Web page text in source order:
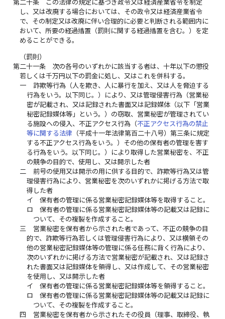
第二十条
この法律の規定に基づき政令又は経済産業省令を制定
し、又は改廃する場合においては、その政令又は経済産業省令
で、その制定又は改廃に伴い合理的に必要と判断される範囲内に
おいて、所要の経過措置（罰則に関する経過措置を含む。）を定
めることができる。
（罰則）
第二十一条
次の各号のいずれかに該当する者は、十年以下の懲役
若しくは千万円以下の罰金に処し、又はこれを併科する。
一
詐欺等行為（人を欺き、人に暴行を加え、又は人を脅迫する
行為をいう。以下同じ。）により、又は管理侵害行為（営業秘
密が記載され、又は記録された書面又は記録媒体（以下「営業
秘密記録媒体等」という。）の窃取、営業秘密が管理されてい
る施設への侵入、不正アクセス行為（不正アクセス行為の禁止
等に関する法律 （平成十一年法律第百二十八号）第三条に規定
する不正アクセス行為をいう。）その他の保有者の管理を害す
る行為をいう。以下同じ。）により取得した営業秘密を、不正
の競争の目的で、使用し、又は開示した者
二
前号の使用又は開示の用に供する目的で、詐欺等行為又は管
理侵害行為により、営業秘密を次のいずれかに掲げる方法で取
得した者
イ
保有者の管理に係る営業秘密記録媒体等を取得すること。
ロ
保有者の管理に係る営業秘密記録媒体等の記載又は記録に
ついて、その複製を作成すること。
三
営業秘密を保有者から示された者であって、不正の競争の目
的で、詐欺等行為若しくは管理侵害行為により、又は横領その
他の営業秘密記録媒体等の管理に係る任務に背く行為により、
次のいずれかに掲げる方法で営業秘密が記載され、又は記録さ
れた書面又は記録媒体を領得し、又は作成して、その営業秘密
を使用し、又は開示した者
イ
保有者の管理に係る営業秘密記録媒体等を領得すること。
ロ
保有者の管理に係る営業秘密記録媒体等の記載又は記録に
ついて、その複製を作成すること。
四
営業秘密を保有者から示されたその役員（理事、取締役、執